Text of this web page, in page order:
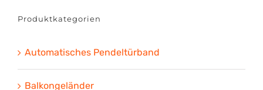
Produktkategorien
Automatisches Pendeltürband
Balkongeländer